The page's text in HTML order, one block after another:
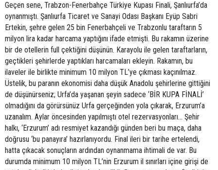
Geçen sene, Trabzon-Fenerbahçe Türkiye Kupası Finali, Şanlıurfa’da
oynanmıştı. Şanlıurfa Ticaret ve Sanayi Odası Başkanı Eyüp Sabri
Ertekin, şehre gelen 25 bin Fenerbahçeli ve Trabzonlu taraftarın 5
milyon lira kadar harcama yaptığını ifade etmişti. Bu rakamın üzerine
bir de otellerin full çektiğini düşünün. Karayolu ile gelen taraftarların,
geçtikleri şehirlerde yaptıkları harcamaları ekleyin. Rakamın, bu
ilaveler ile birlikte minimum 10 milyon TL’ye çıkması kaçınılmaz.
Üstelik, bu paranın ekonomisi daha düşük Anadolu şehirlerine gittiğini
de düşünürseniz; Urfa’da yaşanan şeyin sadece ‘BİR KUPA FİNALİ’
olmadığını da görürsünüz Urfa gerçeğinden yola çıkarak, Erzurum’a
uzanalım. Aylar öncesinden yapılmıştı otel rezervasyonları... Şehir
halkı, ‘Erzurum’ adı resmiyet kazandığı günden beri bu maça, daha
doğrusu ‘bu panayıra’ hazırlanıyordu. Final ileri bir tarihe ertelendi,
hatta çıkacak sonuçların ardından oynanmama ihtimali de var. Bu
durumda minimum 10 milyon TL’nin Erzurum il sınırları içine girişi de